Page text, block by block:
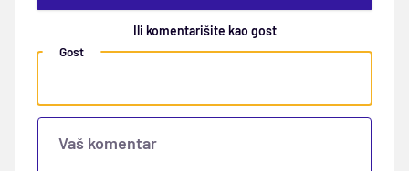
Ili komentarišite kao gost
Gost
Vaš komentar